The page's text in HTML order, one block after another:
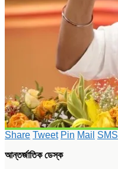
Share Tweet Pin Mail SMS
আন্তর্জাতিক ডেস্ক